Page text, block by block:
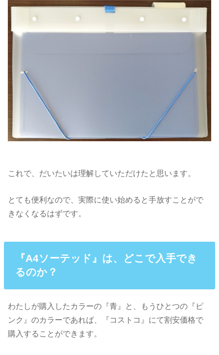
これで、だいたいは理解していただけたと思います。
とても便利なので、実際に使い始めると手放すことがで
きなくなるはずです。
『A4ソーテッド』は、どこで入手でき
るのか？
わたしが購入したカラーの『青』と、もうひとつの『ピ
ンク』のカラーであれば、『コストコ』にて割安価格で
購入することができます。